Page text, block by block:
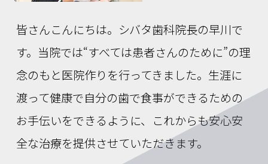
皆さんこんにちは。シバタ歯科院長の早川で
す。当院では“すべては患者さんのために”の理
念のもと医院作りを行ってきました。生涯に
渡って健康で自分の歯で食事ができるための
お手伝いをできるように、これからも安心安
全な治療を提供させていただきます。